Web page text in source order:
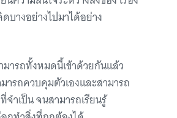
บางอย่างไปมาได้อย่าง
มารถทั้งหมดนี้เข้าด้วยกันแล้ว
ารถควบคุมตัวเองและสามารถ
จำเป็น จนสามารถเรียนรู้